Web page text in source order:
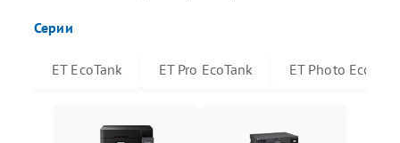
Серии
ET EcoTank ET Pro EcoTank ET Photo